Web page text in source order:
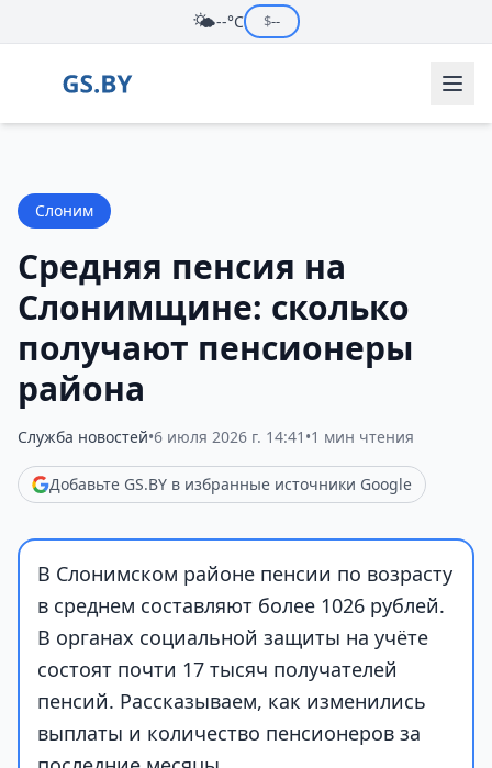
🌤️--°C $--
Слоним
Средняя пенсия на
Слонимщине: сколько
получают пенсионеры
района
Служба новостей•6 июля 2026 г. 14:41 •1 мин чтения
Добавьте GS.BY в избранные источники Google
В Слонимском районе пенсии по возрасту
в среднем составляют более 1026 рублей.
В органах социальной защиты на учёте
состоят почти 17 тысяч получателей
пенсий. Рассказываем, как изменились
выплаты и количество пенсионеров за